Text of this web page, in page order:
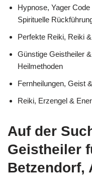
Hypnose, Yager
Spirituelle
Perfekte Reiki, Reiki
Günstige Geistheiler
Heilmethoden
Fernheilungen, Geist
Reiki, Erzengel &
Auf der
Geistheiler
Betzendorf,